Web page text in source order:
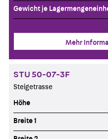
Gewicht je
Mehr
STU 50-07-3F
Steigetrasse
Höhe
Breite 1